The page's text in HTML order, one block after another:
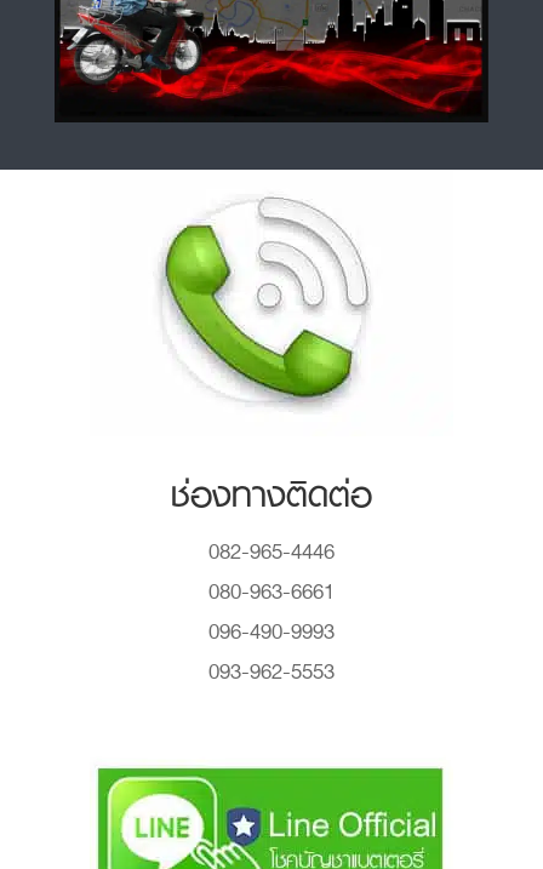
ช่องทางติดต่อ
082-965-4446
080-963-6661
096-490-9993
093-962-5553